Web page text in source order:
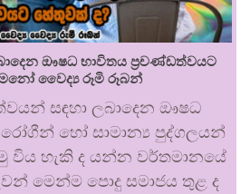
ඖෂධ භාවිතය ප්‍රචණ්ඩත්වයට
වෛද්‍ය රූමි රූබන්
සඳහා ලබාදෙන ඖෂධ
හෝ සාමාන්‍ය පුද්ගලයන්
විය හැකි ද යන්න වර්තමානයේ
මෙන්ම පොදු සමාජය තුළ ද